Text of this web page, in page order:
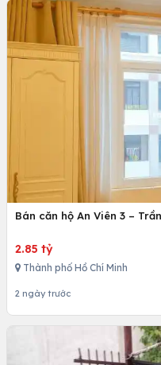
Bán căn hộ An Viên 3 –
2.85 tỷ
Thành phố Hồ Chí Minh
2 ngày trước